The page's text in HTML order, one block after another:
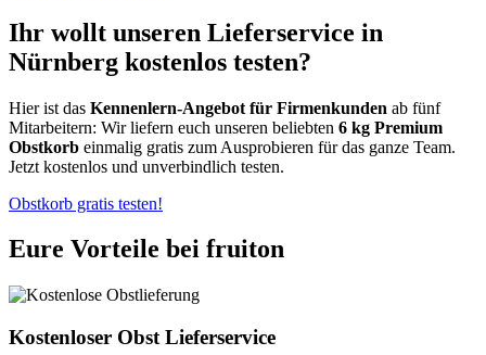
Ihr wollt unseren Lieferservice in
Nürnberg kostenlos testen?
Hier ist das Kennenlern-Angebot für Firmenkunden ab fünf
Mitarbeitern: Wir liefern euch unseren beliebten 6 kg Premium
Obstkorb einmalig gratis zum Ausprobieren für das ganze Team.
Jetzt kostenlos und unverbindlich testen.
Obstkorb gratis testen!
Eure Vorteile bei fruiton
Kostenloser Obst Lieferservice